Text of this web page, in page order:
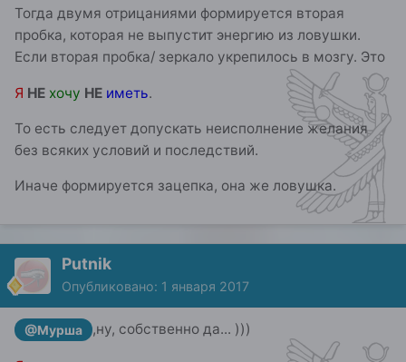
Тогда двумя отрицаниями формируется вторая
пробка, которая не выпустит энергию из ловушки.
Если вторая пробка/ зеркало укрепилось в мозгу. Это
Я НЕ хочу НЕ иметь.
То есть следует допускать неисполнение желания
без всяких условий и последствий.
Иначе формируется зацепка, она же ловушка.
Putnik
Опубликовано: 1 января 2017
@Мурша ,ну, собственно да... )))